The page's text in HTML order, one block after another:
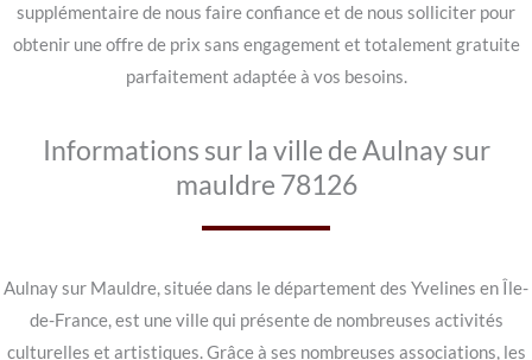
supplémentaire de nous faire confiance et de nous solliciter pour
obtenir une offre de prix sans engagement et totalement gratuite
parfaitement adaptée à vos besoins.
Informations sur la ville de Aulnay sur
mauldre 78126
Aulnay sur Mauldre, située dans le département des Yvelines en Île-
de-France, est une ville qui présente de nombreuses activités
culturelles et artistiques. Grâce à ses nombreuses associations, les